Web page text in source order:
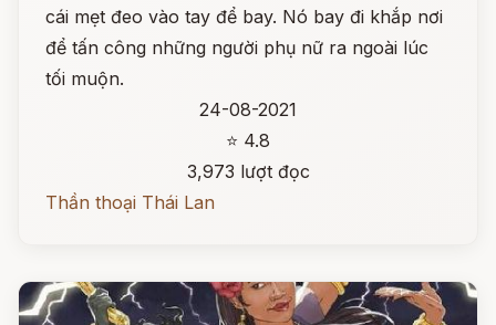
cái mẹt đeo vào tay để bay. Nó bay đi khắp nơi
để tấn công những người phụ nữ ra ngoài lúc
tối muộn.
24-08-2021
⭐ 4.8
3,973 lượt đọc
Thần thoại Thái Lan